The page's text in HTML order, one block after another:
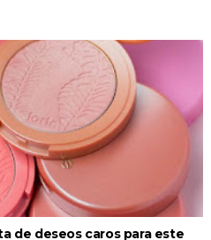
de deseos caros para este